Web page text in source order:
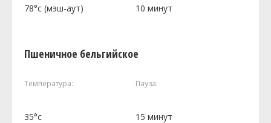
78°c (мэш-аут) 10 минут
Пшеничное бельгийское
Температура: Пауза:
35°c 15 минут